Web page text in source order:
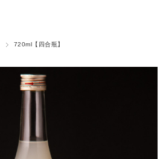
720ml【四合瓶】